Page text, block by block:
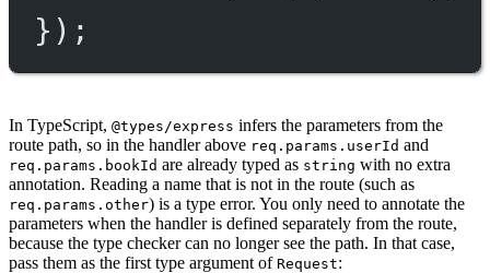
});
In TypeScript, @types/express infers the parameters from the
route path, so in the handler above req.params.userId and
req.params.bookId are already typed as string with no extra
annotation. Reading a name that is not in the route (such as
req.params.other) is a type error. You only need to annotate the
parameters when the handler is defined separately from the route,
because the type checker can no longer see the path. In that case,
pass them as the first type argument of Request: